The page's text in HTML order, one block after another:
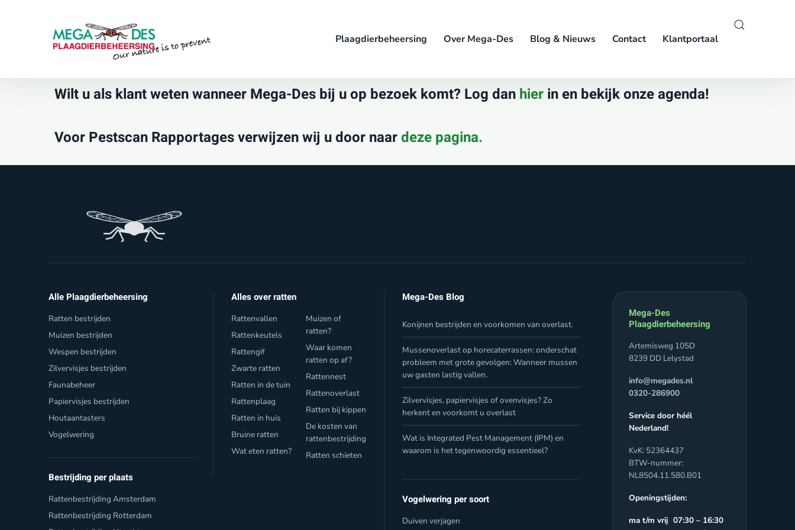
Skip to main content Plaagdierbeheersing Over Mega-Des Blog & Nieuws Contact Klantportaal
Wilt u als klant weten wanneer Mega-Des bij u op bezoek komt? Log dan hier in en bekijk onze agenda!
Voor Pestscan Rapportages verwijzen wij u door naardeze pagina.
Alle Plaagdierbeheersing
Ratten bestrijden
Muizen bestrijden
Wespen bestrijden
Zilvervisjes bestrijden
Faunabeheer
Papiervisjes bestrijden
Houtaantasters
Vogelwering
Bestrijding per plaats
Rattenbestrijding Amsterdam
Rattenbestrijding Rotterdam
Alles over ratten
Rattenvallen
Rattenkeutels
Rattengif
Zwarte ratten
Ratten in de tuin
Rattenplaag
Ratten in huis
Bruine ratten
Wat eten ratten?
Muizen of
ratten?
Waar komen
ratten op af?
Rattennest
Rattenoverlast
Ratten bij kippen
De kosten van
rattenbestrijding
Ratten schieten
Mega-Des Blog
Konijnen bestrijden en voorkomen van overlast.
Mussenoverlast op horecaterrassen: onderschat
probleem met grote gevolgen: Wanneer mussen
uw gasten lastig vallen.
Zilvervisjes, papiervisjes of ovenvisjes? Zo
herkent en voorkomt u overlast
Wat is Integrated Pest Management (IPM) en
waarom is het tegenwoordig essentieel?
Vogelwering per soort
Duiven verjagen
Mega-Des
Plaagdierbeheersing
Artemisweg 105D
8239 DD Lelystad
info@megades.nl
0320-286900
Service door héél
Nederland!
KvK: 52364437
BTW-nummer:
NL8504.11.580.B01
Openingstijden:
ma t/m vrij 07:30 – 16:30